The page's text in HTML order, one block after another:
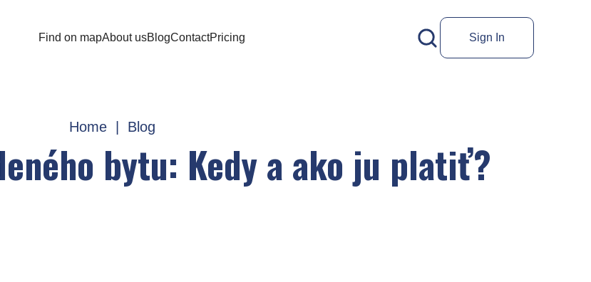
Find on mapAbout usBlogContactPricing Sign In
Home| Blog
bytu: Kedy a ako ju platiť?